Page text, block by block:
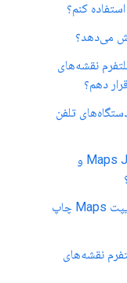
می‌دهد؟
نقشه‌های
دهم؟
تلفن
کدام مرورگرهای وب از Maps JavaScript API و
آیا می‌توانم نقشه‌ها را از API جاوا اسکریپت Maps چاپ
نقشه‌های